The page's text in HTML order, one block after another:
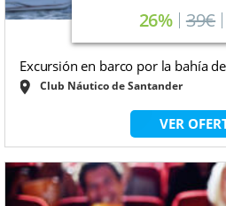
26% 39€
Excursión en barco por la bahía
Club Náutico de Santander
VER